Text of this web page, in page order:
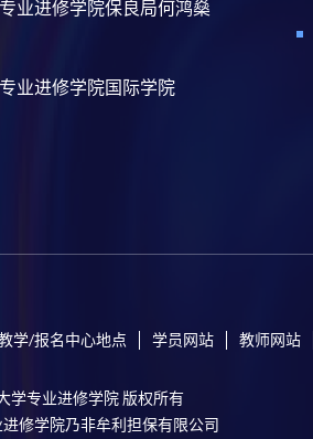
业进修学院保良局何鸿燊
业进修学院国际学院
学/报名中心地点 学员网站 教师网站
学专业进修学院 版权所有
修学院乃非牟利担保有限公司